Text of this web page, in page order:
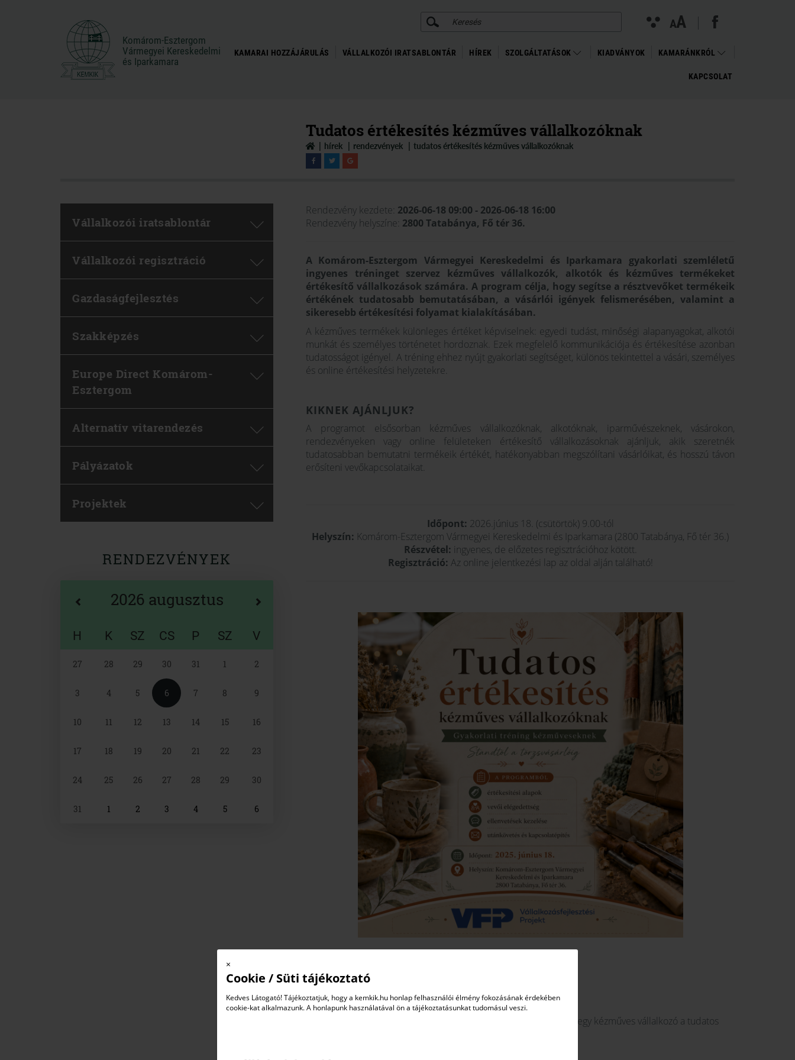
×
Cookie / Süti tájékoztató
Kedves Látogató! Tájékoztatjuk, hogy a kemkik.hu honlap felhasználói élmény fokozásának érdekében
cookie-kat alkalmazunk. A honlapunk használatával ön a tájékoztatásunkat tudomásul veszi.
Komárom-Esztergom
Vármegyei Kereskedelmi
és Iparkamara
Komárom-Esztergom
Vármegyei Kereskedelmi
és Iparkamara
KERESÉS Kontraszt
nézet
Betűméret
változtatása
AA facebook megnyitása (új ablakban)
KAMARAI HOZZÁJÁRULÁS VÁLLALKOZÓI IRATSABLONTÁR HÍREK SZOLGÁLTATÁSOK KIADVÁNYOK KAMARÁNKRÓL
KAPCSOLAT
Tudatos értékesítés kézműves vállalkozóknak
hírek rendezvények tudatos értékesítés kézműves vállalkozóknak
Vállalkozói iratsablontár
Vállalkozói regisztráció
Gazdaságfejlesztés
Szakképzés
Europe Direct Komárom-
Esztergom
Alternatív vitarendezés
Pályázatok
Projektek
RENDEZVÉNYEK
választó
2026 augusztus
H K SZ CS P SZ V
27 28 29 30 31 1 2
3 4 5 6 7 8 9
10 11 12 13 14 15 16
17 18 19 20 21 22 23
24 25 26 27 28 29 30
31 1 2 3 4 5 6
Rendezvény kezdete: 2026-06-18 09:00 - 2026-06-18 16:00
Rendezvény helyszíne: 2800 Tatabánya, Fő tér 36.
A Komárom-Esztergom Vármegyei Kereskedelmi és Iparkamara gyakorlati szemléletű
ingyenes tréninget szervez kézműves vállalkozók, alkotók és kézműves termékeket
értékesítő vállalkozások számára. A program célja, hogy segítse a résztvevőket termékeik
értékének tudatosabb bemutatásában, a vásárlói igények felismerésében, valamint a
sikeresebb értékesítési folyamat kialakításában.
A kézműves termékek különleges értéket képviselnek: egyedi tudást, minőségi alapanyagokat, alkotói
munkát és személyes történetet hordoznak. Ezek megfelelő kommunikációja és értékesítése azonban
tudatosságot igényel. A tréning ehhez nyújt gyakorlati segítséget, különös tekintettel a vásári, személyes
és online értékesítési helyzetekre.
KIKNEK AJÁNLJUK?
A programot elsősorban kézműves vállalkozóknak, alkotóknak, iparművészeknek, vásárokon,
rendezvényeken vagy online felületeken értékesítő vállalkozásoknak ajánljuk, akik szeretnék
tudatosabban bemutatni termékeik értékét, hatékonyabban megszólítani vásárlóikat, és hosszú távon
erősíteni vevőkapcsolataikat.
Időpont: 2026.június 18. (csütörtök) 9.00-tól
Helyszín: Komárom-Esztergom Vármegyei Kereskedelmi és Iparkamara (2800 Tatabánya, Fő tér 36.)
Részvétel: ingyenes, de előzetes regisztrációhoz kötött.
Regisztráció: Az online jelentkezési lap az oldal alján található!
TERVEZETT PROGRAM
9:00 – 9:10 | Köszöntő
Rövid bemutatkozás, a tréning céljainak ismertetése. Mit nyerhet egy kézműves vállalkozó a tudatos